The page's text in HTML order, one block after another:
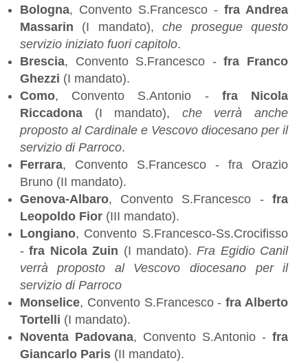
Bologna, Convento S.Francesco -fra Andrea
Massarin (I mandato),che prosegue questo
servizio iniziato fuori capitolo.
Brescia, Convento S.Francesco -fra Franco
Ghezzi (I mandato).
Como, Convento S.Antonio - fra Nicola
Riccadona(I mandato), che verrà anche
proposto al Cardinale e Vescovo diocesano per il
servizio di Parroco.
Ferrara, Convento S.Francesco - fra Orazio
Bruno (II mandato).
Genova-Albaro, Convento S.Francesco -fra
Leopoldo Fior(III mandato).
Longiano, Convento S.Francesco-Ss.Crocifisso
-fra Nicola Zuin (I mandato).Fra Egidio Canil
verrà proposto al Vescovo diocesano per il
servizio di Parroco
Monselice, Convento S.Francesco -fra Alberto
Tortelli (I mandato).
Noventa Padovana, Convento S.Antonio -fra
Giancarlo Paris(II mandato).